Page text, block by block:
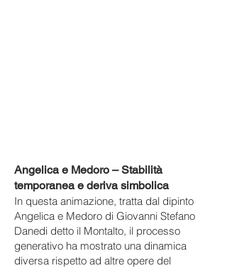
Angelica e Medoro – Stabilità
temporanea e deriva simbolica
In questa animazione, tratta dal dipinto
Angelica e Medoro di Giovanni Stefano
Danedi detto il Montalto, il processo
generativo ha mostrato una dinamica
diversa rispetto ad altre opere del